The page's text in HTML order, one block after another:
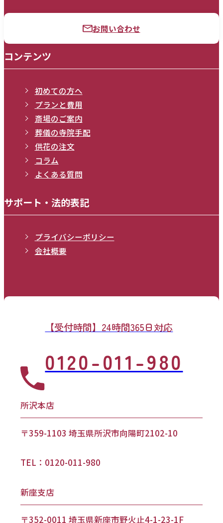
お問い合わせ
コンテンツ
初めての方へ
プランと費用
斎場のご案内
葬儀の寺院手配
供花の注文
コラム
よくある質問
サポート・法的表記
プライバシーポリシー
会社概要
【受付時間】24時間365日対応
0120-011-980
所沢本店
〒359-1103 埼玉県所沢市向陽町2102-10
TEL：0120-011-980
新座支店
〒352-0011 埼玉県新座市野火止4-1-23-1F